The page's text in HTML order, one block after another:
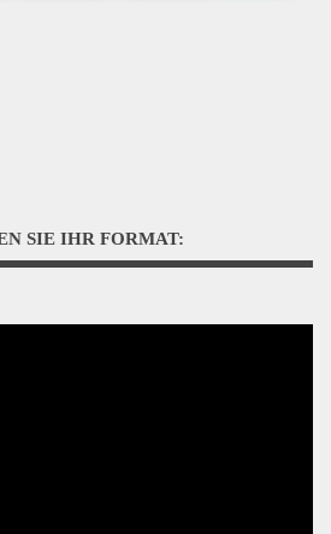
SIE IHR FORMAT: